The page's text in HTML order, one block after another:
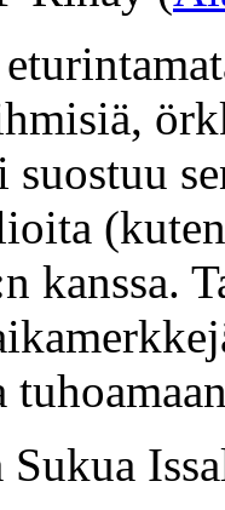
suostuu
kanssa.